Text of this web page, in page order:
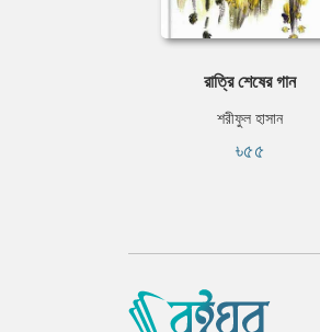
রাত্রি শেষের গান
শরীফুল হাসান
৳৫৫